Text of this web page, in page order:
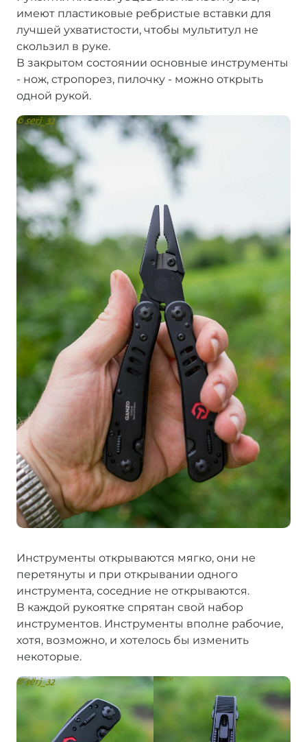
имеют пластиковые ребристые вставки для
лучшей ухватистости, чтобы мультитул не
скользил в руке.
В закрытом состоянии основные инструменты
- нож, стропорез, пилочку - можно открыть
одной рукой.
Инструменты открываются мягко, они не
перетянуты и при открывании одного
инструмента, соседние не открываются.
В каждой рукоятке спрятан свой набор
инструментов. Инструменты вполне рабочие,
хотя, возможно, и хотелось бы изменить
некоторые.